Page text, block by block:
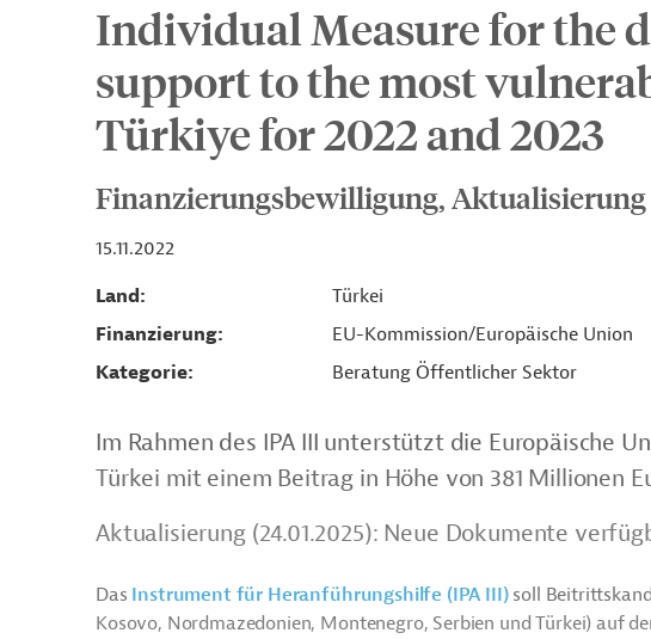
Individual Measure for the
support to the most
Türkiye for 2022 and 2023
Finanzierungsbewilligung, Aktualisierung
15.11.2022
Land
Türkei
Finanzierung
EU-Kommission/Europäische Union
Kategorie
Beratung Öffentlicher Sektor
Im Rahmen des IPA III unterstützt die Europäische
Türkei mit einem Beitrag in Höhe von 381 Millionen
Aktualisierung (24.01.2025): Neue Dokumente
Das Instrument für Heranführungshilfe (IPA III)soll
Kosovo, Nordmazedonien, Montenegro, Serbien und Türkei) auf